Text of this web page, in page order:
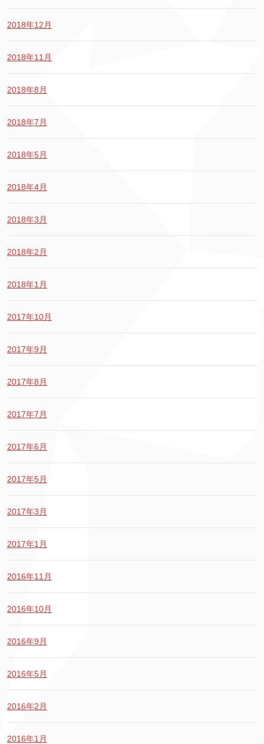
2018年12月
2018年11月
2018年8月
2018年7月
2018年5月
2018年4月
2018年3月
2018年2月
2018年1月
2017年10月
2017年9月
2017年8月
2017年7月
2017年6月
2017年5月
2017年3月
2017年1月
2016年11月
2016年10月
2016年9月
2016年5月
2016年2月
2016年1月